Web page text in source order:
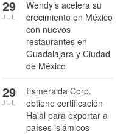
Wendy’s acelera su
crecimiento en México
con nuevos
restaurantes en
Guadalajara y Ciudad
de México
29
JUL
Esmeralda Corp.
obtiene certificación
Halal para exportar a
países islámicos
29
JUL